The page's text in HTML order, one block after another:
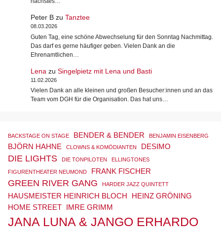
Peter Bzu Tanztee
08.03.2026
Guten Tag, eine schöne Abwechselung für den Sonntag Nachmittag.
Das darf es gerne häufiger geben. Vielen Dank an die
Ehrenamtlichen…
Lena zu Singelpietz mit Lena und Basti
11.02.2026
Vielen Dank an alle kleinen und großen Besucher:innen und an das
Team vom DGH für die Organisation. Das hat uns…
BACKSTAGE ON STAGE BENDER & BENDER BENJAMIN EISENBERG
BJÖRN HAHNE CLOWNS & KOMÖDIANTEN DESIMO
DIE LIGHTS DIE TONPILOTEN ELLINGTONES
FIGURENTHEATER NEUMOND FRANK FISCHER
GREEN RIVER GANG HARDER JAZZ QUINTETT
HAUSMEISTER HEINRICH BLOCH
HEINZ GRÖNING
HOME STREET IMRE GRIMM
JANA LUNA & JANGO ERHARDO